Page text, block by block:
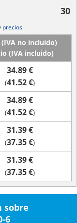
30
precios
no incluido)
(IVA incluido)
34.89 €
(41.52 €)
34.89 €
(41.52 €)
31.39 €
(37.35 €)
31.39 €
(37.35 €)
sobre
6